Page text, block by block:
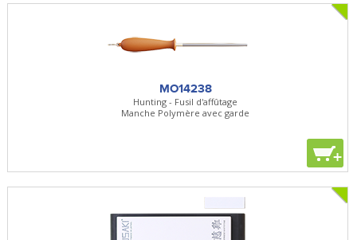
MO14238
Hunting - Fusil d'affûtage
Manche Polymère avec garde
+